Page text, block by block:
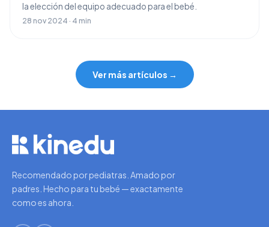
la elección del equipo adecuado para el bebé.
28 nov 2024 · 4 min
Ver más artículos →
Recomendado por pediatras. Amado por
padres. Hecho para tu bebé — exactamente
como es ahora.